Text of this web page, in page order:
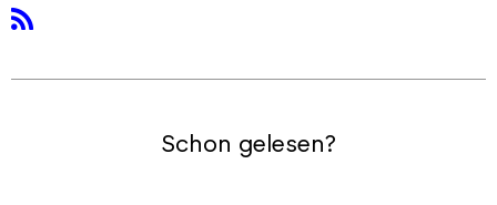
Schon gelesen?